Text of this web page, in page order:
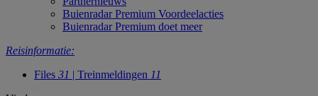
Buienradar Premium Voordeelacties
Buienradar Premium doet meer
Reisinformatie:
Files 31 | Treinmeldingen 11